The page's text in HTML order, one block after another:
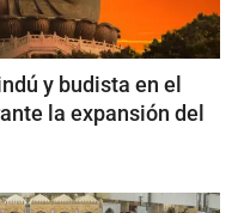
y budista en el
la expansión del